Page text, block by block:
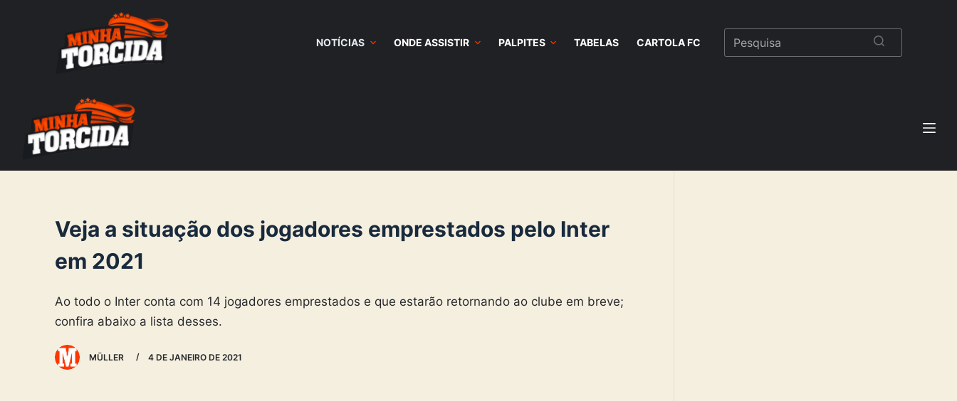
NOTÍCIAS ONDE ASSISTIR PALPITES TABELAS CARTOLA FC
Veja a situação dos jogadores emprestados pelo Inter
em 2021
Ao todo o Inter conta com 14 jogadores emprestados e que estarão retornando ao clube em breve;
confira abaixo a lista desses.
MÜLLER 4 DE JANEIRO DE 2021